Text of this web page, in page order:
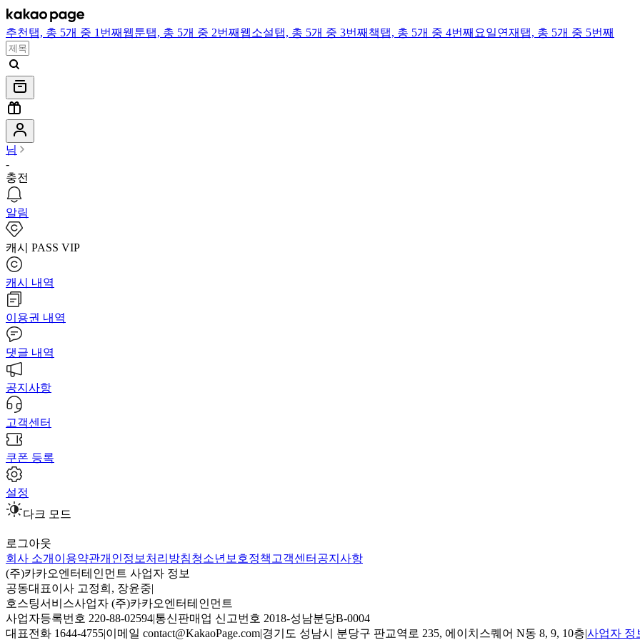
추천 탭, 총 5개 중 1번째 웹툰탭, 총 5개 중 2번째 웹소설탭, 총 5개 중 3번째 책탭, 총 5개 중 4번째 요일연재 탭, 총 5개 중 5번째
님
-
충전
알림
캐시 PASS VIP
캐시 내역
이용권 내역
댓글 내역
공지사항
고객센터
쿠폰 등록
설정
다크 모드
로그아웃
회사 소개 이용약관개인정보처리방침청소년보호정책 고객센터 공지사항
(주)카카오엔터테인먼트 사업자 정보
공동대표이사 고정희, 장윤중|
호스팅서비스사업자 (주)카카오엔터테인먼트
사업자등록번호 220-88-02594|통신판매업 신고번호 2018-성남분당B-0004
대표전화 1644-4755|이메일 contact@KakaoPage.com|경기도 성남시 분당구 판교역로 235, 에이치스퀘어 N동 8, 9, 10층|사업자 정